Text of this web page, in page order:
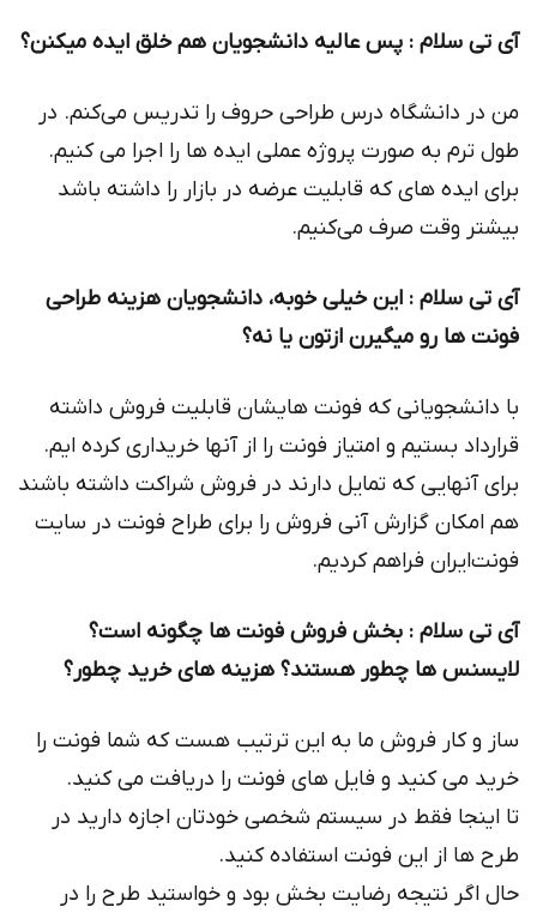
آی تی سلام : پس عالیه دانشجویان هم خلق ایده میكنن؟
من در دانشگاه درس طراحی حروف را تدریس می‌کنم. در
طول ترم به صورت پروژه عملی ایده ها را اجرا می کنیم.
برای ایده های که قابلیت عرضه در بازار را داشته باشد
بیشتر وقت صرف می‌کنیم.
آی تی سلام : این خیلی خوبه، دانشجویان هزینه طراحی
فونت ها رو میگیرن ازتون یا نه؟
با دانشجویانی که فونت هایشان قابلیت فروش داشته
قرارداد بستیم و امتیاز فونت را از آنها خریداری کرده ایم.
برای آنهایی که تمایل دارند در فروش شراکت داشته باشند
هم امکان گزارش آنی فروش را برای طراح فونت در سایت
فونت‌ایران فراهم کردیم.
آی تی سلام : بخش فروش فونت ها چگونه است؟
لایسنس ها چطور هستند؟ هزینه های خرید چطور؟
ساز و کار فروش ما به این ترتیب هست که شما فونت را
خرید می کنید و فایل های فونت را دریافت می کنید.
تا اینجا فقط در سیستم شخصی خودتان اجازه دارید در
طرح ها از این فونت استفاده کنید.
حال اگر نتیجه رضایت بخش بود و خواستید طرح را در